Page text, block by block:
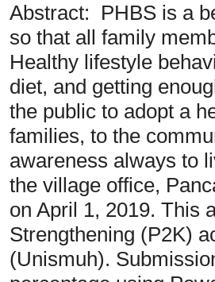
Abstract: PHBS is a
so that all family
Healthy lifestyle
diet, and getting
the public to adopt a
families, to the
awareness always to
the village office,
on April 1, 2019. This
Strengthening (P2K)
(Unismuh).